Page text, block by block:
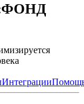
«ФОНД
Интеграции